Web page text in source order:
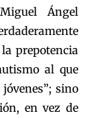
Ángel
prepotencia
al que
sino
en vez de